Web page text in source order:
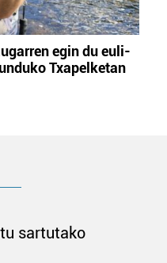
egin du euli-
Txapelketan
sartutako